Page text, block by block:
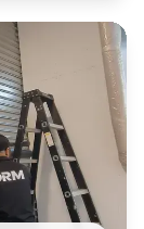
sur
local